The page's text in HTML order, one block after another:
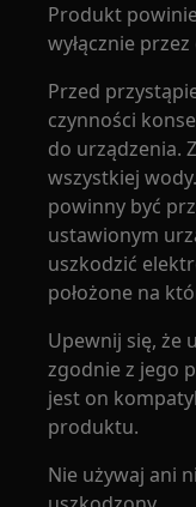
Produkt
wyłącznie przez
Przed
czynności
do urządzenia.
wszystkiej
powinny być
ustawionym
uszkodzić
położone na
Upewnij się, że
zgodnie z jego
jest on
produktu.
Nie używaj ani